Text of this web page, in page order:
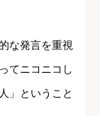
な発言を重視
てニコニコし
」ということ